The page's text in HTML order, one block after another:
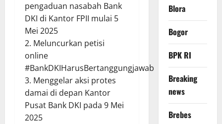
pengaduan nasabah Bank
DKI di Kantor FPII mulai 5
Mei 2025
2. Meluncurkan petisi
online
#BankDKIHarusBertanggungjawab
3. Menggelar aksi protes
damai di depan Kantor
Pusat Bank DKI pada 9 Mei
2025
Blora
Bogor
BPK RI
Breaking
news
Brebes